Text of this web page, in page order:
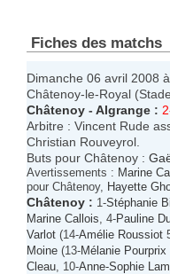
Fiches des matchs
Dimanche 06 avril 2008
Châtenoy-le-Royal
Châtenoy - Algrange :
Arbitre : Vincent Rude
Christian Rouveyrol.
Buts pour Châtenoy :
Avertissements : Marine
pour Châtenoy, Hayette
Châtenoy : 1-Stéphanie
Marine Callois , 4-Pauline
Varlot (14-Amélie Roussiot
Moine (13-Mélanie Pourprix
Cleau , 10-Anne-Sophie